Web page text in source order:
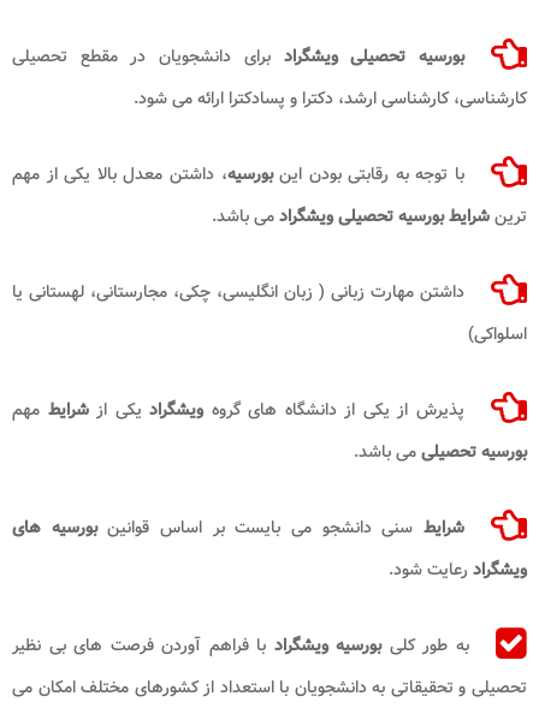
بورسیه تحصیلی ویشگراد برای دانشجویان در مقطع تحصیلی
کارشناسی، کارشناسی ارشد، دکترا و پسادکترا ارائه می شود.
با توجه به رقابتی بودن اینبورسیه، داشتن معدل بالا یکی از مهم
ترینشرایط بورسیه تحصیلی ویشگرادمی باشد.
داشتن مهارت زبانی ( زبان انگلیسی، چکی، مجارستانی، لهستانی یا
اسلواکی)
پذیرش از یکی از دانشگاه های گروه ویشگرادیکی ازشرایط مهم
بورسیه تحصیلیمی باشد.
شرایطسنی دانشجو می بایست بر اساس قوانینبورسیه های
ویشگراد رعایت شود.
به طور کلیبورسیه ویشگراد با فراهم آوردن فرصت‌ های بی‌ نظیر
تحصیلی و تحقیقاتی به دانشجویان با استعداد از کشورهای مختلف امکان می